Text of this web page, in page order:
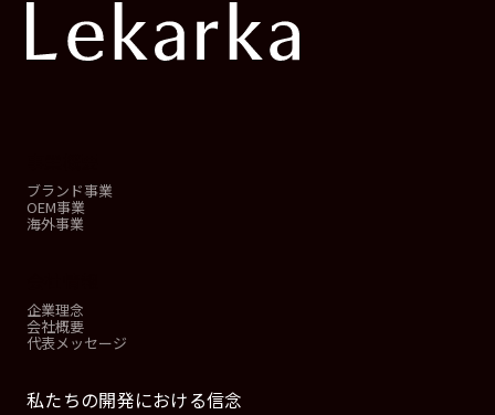
ブランド事業
OEM事業
海外事業
企業理念
会社概要
代表メッセージ
私たちの開発における信念